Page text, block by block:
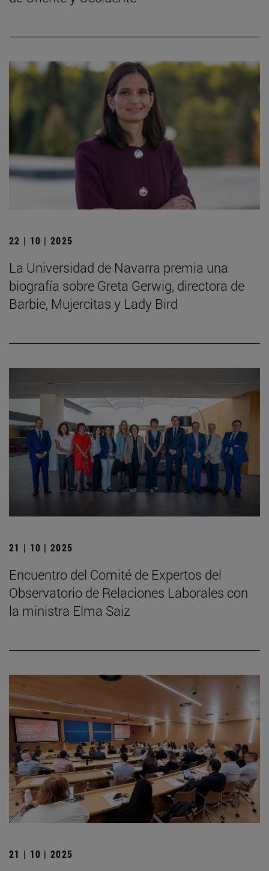
22 | 10 | 2025
La Universidad de Navarra premia una
biografía sobre Greta Gerwig, directora de
Barbie, Mujercitas y Lady Bird
21 | 10 | 2025
Encuentro del Comité de Expertos del
Observatorio de Relaciones Laborales con
la ministra Elma Saiz
21 | 10 | 2025